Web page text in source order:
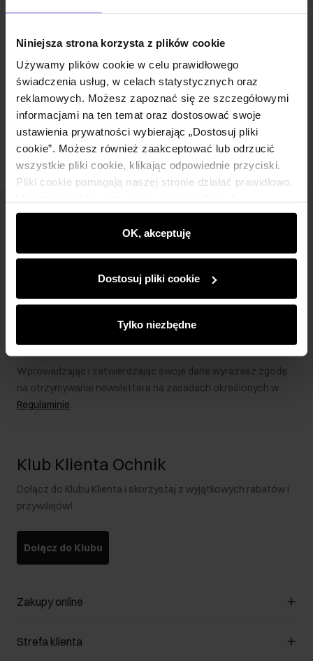
Niniejsza strona korzysta z plików cookie
Używamy plików cookie w celu prawidłowego
świadczenia usług, w celach statystycznych oraz
reklamowych. Możesz zapoznać się ze szczegółowymi
informacjami na ten temat oraz dostosować swoje
ustawienia prywatności wybierając „Dostosuj pliki
cookie”. Możesz również zaakceptować lub odrzucić
wszystkie pliki cookie, klikając odpowiednie przyciski.
Pliki cookie pomagają naszej stronie działać prawidłowo.
wyświetlać im dopasowane do ich preferencji treści,
rekomendacje oraz komunikaty reklamowe informujące o
najnowszych promocjach w e-sklepie. Informacje o tym,
partnerom społecznościowym, reklamowym i
analitycznym. Partnerzy mogą połączyć te informacje z
podczas korzystania z ich usług.
OK, akceptuję
Dostosuj pliki cookie
Tylko niezbędne
Skład
Opinie
Zapisz się
Wprowadzając i zatwierdzając swoje dane wyrażasz zgodę
na otrzymywanie newslettera na zasadach określonych w
Regulaminie.
Klub Klienta Ochnik
Dołącz do Klubu Klienta i skorzystaj z wyjątkowych rabatów i
przywilejów!
Dołącz do Klubu
Zakupy online
Zarządzaj cookies
Strefa klienta